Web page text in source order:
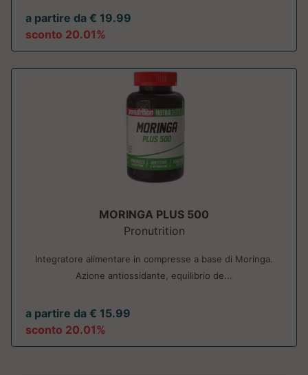
a partire da € 19.99
sconto 20.01%
MORINGA PLUS 500
Pronutrition
Integratore alimentare in compresse a base di Moringa.
Azione antiossidante, equilibrio de...
a partire da € 15.99
sconto 20.01%